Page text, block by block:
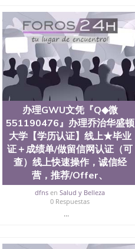
办理GWU文凭『Q◆微
551190476』办理乔治华盛顿
大学【学历认证】线上★毕业
证＋成绩单/做留信网认证（可
查）线上快速操作，诚信经
营，推荐/Offer、
dfns enSalud y Belleza
0 Respuestas
...